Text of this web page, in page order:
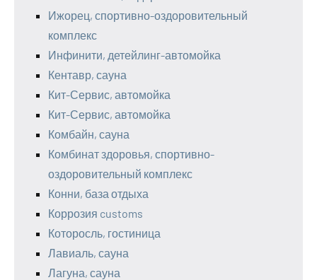
Ижорец, спортивно-оздоровительный
комплекс
Инфинити, детейлинг-автомойка
Кентавр, сауна
Кит-Сервис, автомойка
Кит-Сервис, автомойка
Комбайн, сауна
Комбинат здоровья, спортивно-
оздоровительный комплекс
Конни, база отдыха
Коррозия customs
Которосль, гостиница
Лавиаль, сауна
Лагуна, сауна